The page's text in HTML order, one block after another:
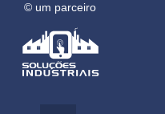
© um parceiro